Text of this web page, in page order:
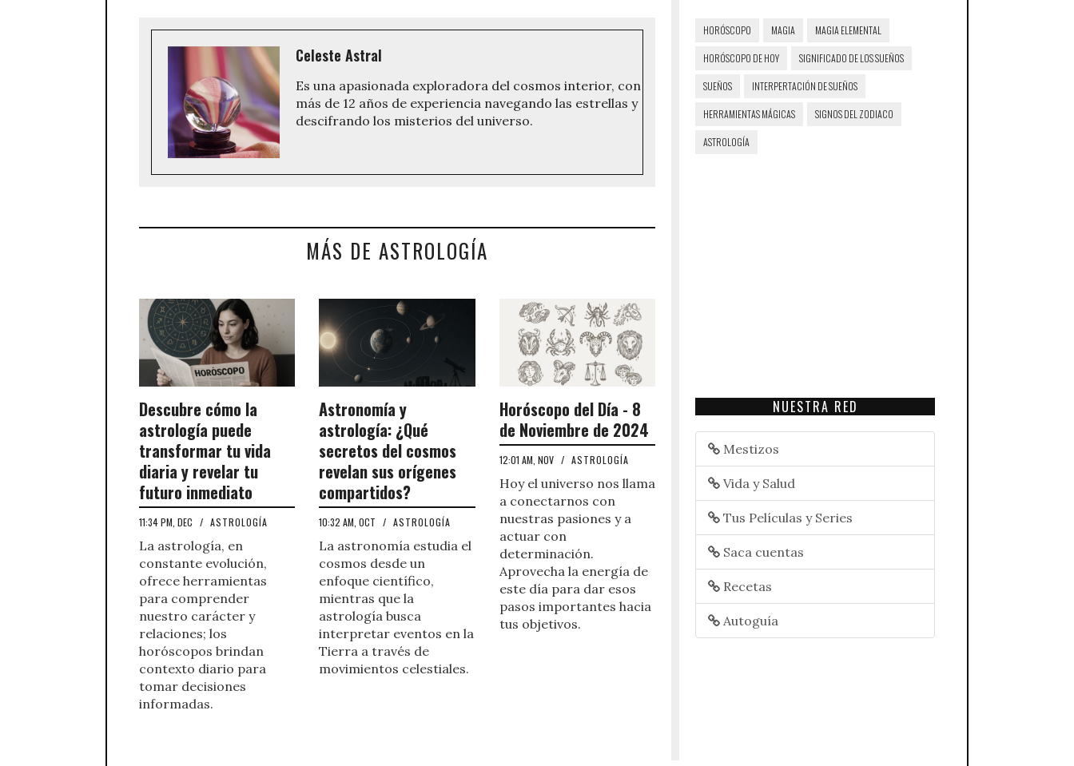
Celeste Astral
Es una apasionada exploradora del cosmos interior, con
más de 12 años de experiencia navegando las estrellas y
descifrando los misterios del universo.
MÁS DE ASTROLOGÍA
Descubre cómo la
astrología puede
transformar tu vida
diaria y revelar tu
futuro inmediato
11:34 PM, DEC / ASTROLOGÍA
La astrología, en
constante evolución,
ofrece herramientas
para comprender
nuestro carácter y
relaciones; los
horóscopos brindan
contexto diario para
tomar decisiones
informadas.
Astronomía y
astrología: ¿Qué
secretos del cosmos
revelan sus orígenes
compartidos?
10:32 AM, OCT / ASTROLOGÍA
La astronomía estudia el
cosmos desde un
enfoque científico,
mientras que la
astrología busca
interpretar eventos en la
Tierra a través de
movimientos celestiales.
Horóscopo del Día - 8
de Noviembre de 2024
12:01 AM, NOV / ASTROLOGÍA
Hoy el universo nos llama
a conectarnos con
nuestras pasiones y a
actuar con
determinación.
Aprovecha la energía de
este día para dar esos
pasos importantes hacia
tus objetivos.
HORÓSCOPO MAGIA MAGIA ELEMENTAL
HORÓSCOPO DE HOY SIGNIFICADO DE LOS SUEÑOS
SUEÑOS INTERPERTACIÓN DE SUEÑOS
HERRAMIENTAS MÁGICAS SIGNOS DEL ZODIACO
ASTROLOGÍA
NUESTRA RED
Mestizos
Vida y Salud
Tus Películas y Series
Saca cuentas
Recetas
Autoguía